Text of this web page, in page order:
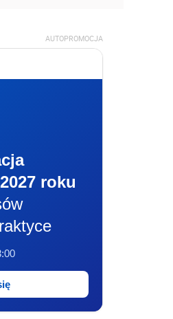
AUTOPROMOCJA
roku